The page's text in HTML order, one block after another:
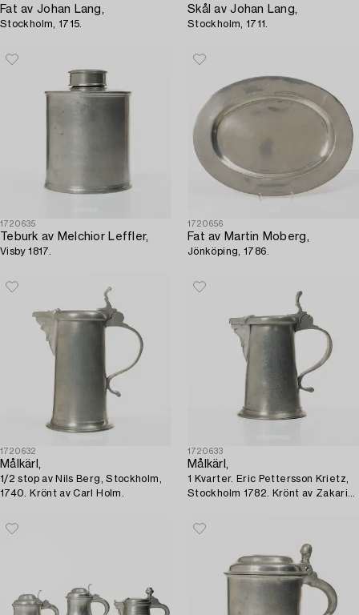
Fat av Johan Lang,
Stockholm, 1715.
Skål av Johan Lang,
Stockholm, 1711.
1720635
Teburk av Melchior Leffler,
Visby 1817.
1720656
Fat av Martin Moberg,
Jönköping, 1786.
1720632
Målkärl,
1/2 stop av Nils Berg, Stockholm,
1740. Krönt av Carl Holm.
1720633
Målkärl,
1 Kvarter. Eric Pettersson Krietz,
Stockholm 1782. Krönt av Zakarias